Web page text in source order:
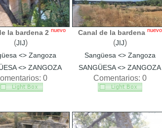
la bardena 2 nuevo
(JIJ)
<> Zangoza
<> ZANGOZA
0
Canal de la bardena nuevo
(JIJ)
Sangüesa <> Zangoza
SANGÜESA <> ZANGOZA
Comentarios: 0